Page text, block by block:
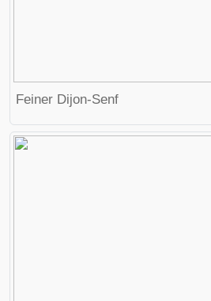
Feiner Dijon-Senf